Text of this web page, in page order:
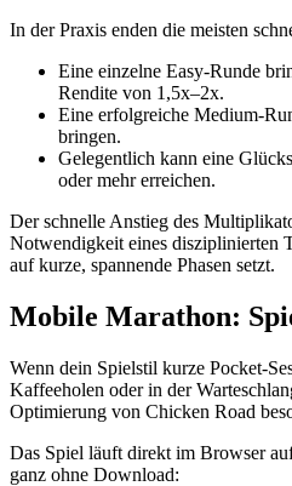
In der Praxis enden die meisten
Eine einzelne Easy‑Runde
Rendite von 1,5x–2x.
Eine erfolgreiche
bringen.
Gelegentlich kann eine
oder mehr erreichen.
Der schnelle Anstieg des
Notwendigkeit eines disziplinierten
auf kurze, spannende Phasen setzt.
Mobile Marathon:
Wenn dein Spielstil kurze
Kaffeeholen oder in der
Optimierung von Chicken Road
Das Spiel läuft direkt im Browser
ganz ohne Download: